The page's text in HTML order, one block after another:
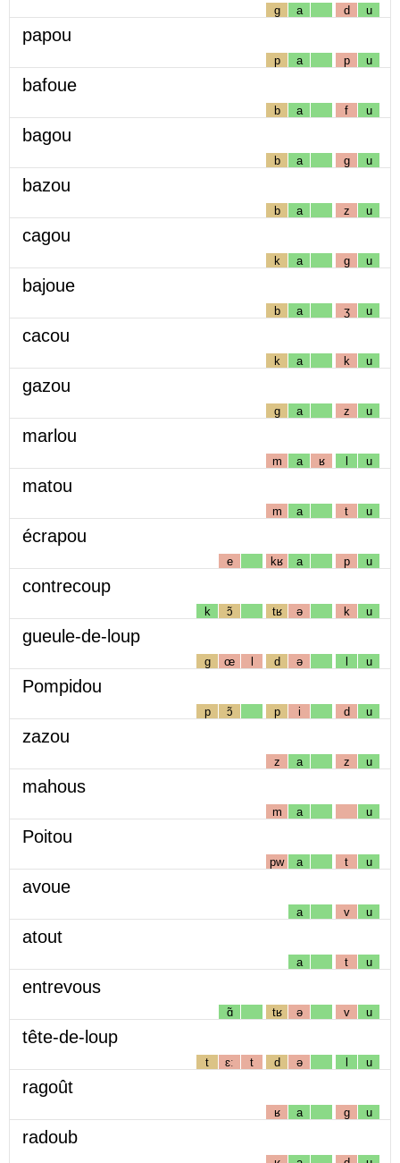
g a d u
papou
p a p u
bafoue
b a f u
bagou
b a g u
bazou
b a z u
cagou
k a g u
bajoue
b a ʒ u
cacou
k a k u
gazou
g a z u
marlou
m a ʁ l u
matou
m a t u
écrapou
e kʁ a p u
contrecoup
k ɔ̃ tʁ ə k u
gueule-de-loup
g œ l d ə l u
Pompidou
p ɔ̃ p i d u
zazou
z a z u
mahous
m a u
Poitou
pw a t u
avoue
a v u
atout
a t u
entrevous
ɑ̃ tʁ ə v u
tête-de-loup
t ɛː t d ə l u
ragoût
ʁ a g u
radoub